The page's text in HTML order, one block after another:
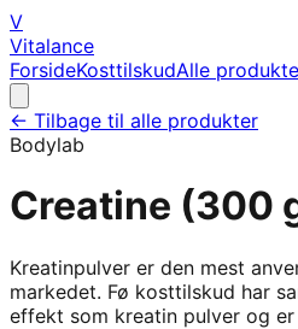
V
Vitalance
ForsideKosttilskudAlle
← Tilbage til alle produkter
Bodylab
Creatine (300
Kreatinpulver er den mest
markedet. Fø kosttilskud har
effekt som kreatin pulver og